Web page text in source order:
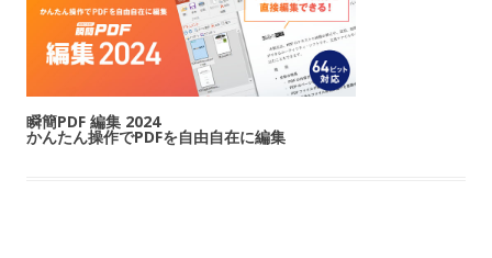
瞬簡PDF 編集 2024
かんたん操作でPDFを自由自在に編集